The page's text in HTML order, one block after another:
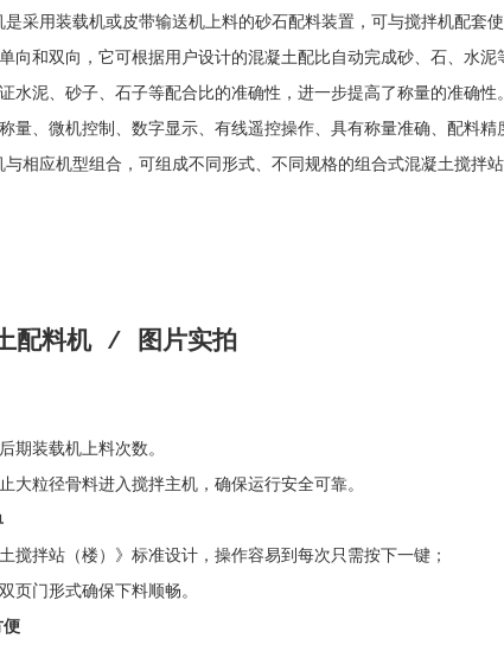
是采用装载机或皮带输送机上料的砂石配料装置，可与搅拌机配
向和双向，它可根据用户设计的混凝土配比自动完成砂、石、水
水泥、砂子、石子等配合比的准确性，进一步提高了称量的准确性。
量、微机控制、数字显示、有线遥控操作、具有称量准确、配料精
与相应机型组合，可组成不同形式、不同规格的组合式混凝土搅拌
配料机 / 图片实拍
期装载机上料次数。
大粒径骨料进入搅拌主机，确保运行安全可靠。
搅拌站（楼）》标准设计，操作容易到每次只需按下一键；
页门形式确保下料顺畅。
便